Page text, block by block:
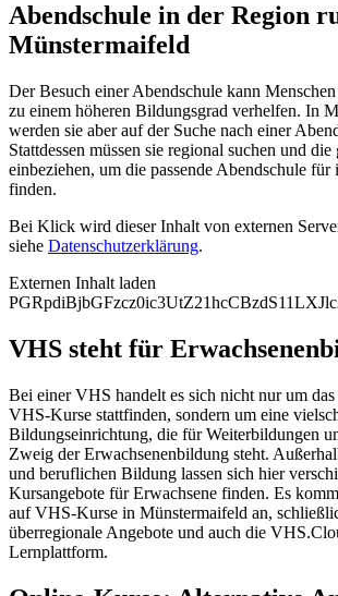
Abendschule in der Region
Münstermaifeld
Der Besuch einer Abendschule kann
zu einem höheren Bildungsgrad verhelfen. In
werden sie aber auf der Suche nach einer
Stattdessen müssen sie regional suchen und die
einbeziehen, um die passende Abendschule für
finden.
Bei Klick wird dieser Inhalt von externen
siehe Datenschutzerklärung.
Externen Inhalt laden
VHS steht für
Bei einer VHS handelt es sich nicht nur um
VHS-Kurse stattfinden, sondern um eine
Bildungseinrichtung, die für Weiterbildungen
Zweig der Erwachsenenbildung steht.
und beruflichen Bildung lassen sich hier
Kursangebote für Erwachsene finden. Es
auf VHS-Kurse in Münstermaifeld an,
überregionale Angebote und auch die
Lernplattform.